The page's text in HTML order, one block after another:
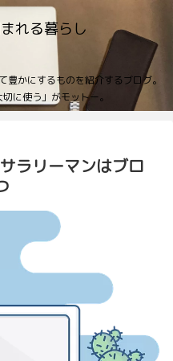
れる暮らし
豊かにするものを紹介するブログ。
に使う」がモットー。
ラリーマンはブロ